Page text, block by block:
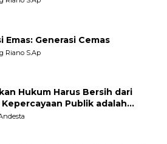
Emas: Generasi Cemas
Riano S.Ap
Hukum Harus Bersih dari
Publik adalah